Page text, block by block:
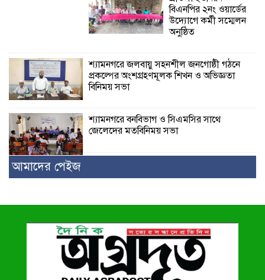
বিএনপির ২নং ওয়ার্ডের
উদ্যোগে কর্মী সম্মেলন
অনুষ্ঠিত
শ্যামনগরে জলবায়ু সহনশীল জনগোষ্ঠী গঠনে
প্রকল্পের অংশগ্রহণমূলক শিখন ও অভিজ্ঞতা
বিনিময় সভা
শ্যামনগরে বনবিভাগ ও সিএমসির সাথে
জেলেদের মতবিনিময় সভা
আমাদের পেইজ